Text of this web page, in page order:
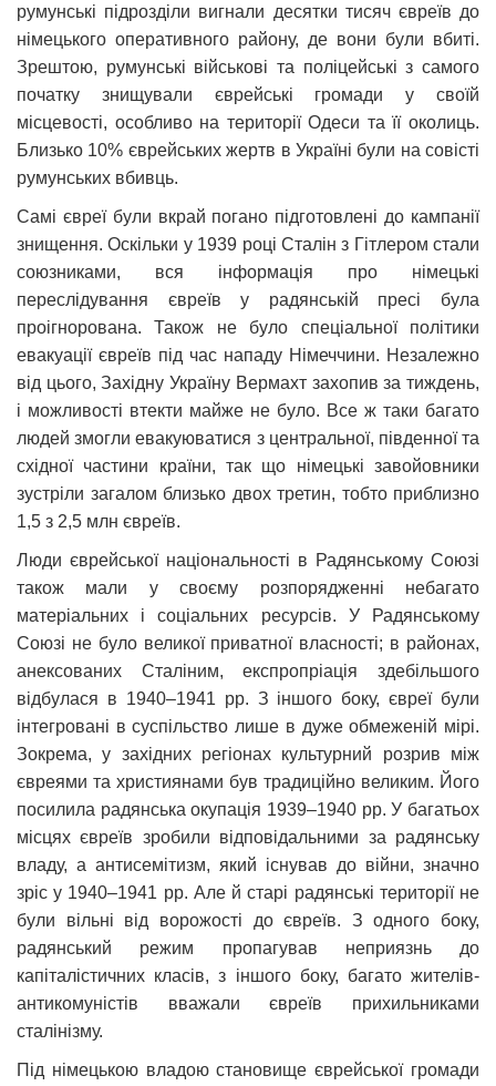
румунські підрозділи вигнали десятки тисяч євреїв до
німецького оперативного району, де вони були вбиті.
Зрештою, румунські військові та поліцейські з самого
початку знищували єврейські громади у своїй
місцевості, особливо на території Одеси та її околиць.
Близько 10% єврейських жертв в Україні були на совісті
румунських вбивць.
Самі євреї були вкрай погано підготовлені до кампанії
знищення. Оскільки у 1939 році Сталін з Гітлером стали
союзниками, вся інформація про німецькі
переслідування євреїв у радянській пресі була
проігнорована. Також не було спеціальної політики
евакуації євреїв під час нападу Німеччини. Незалежно
від цього, Західну Україну Вермахт захопив за тиждень,
і можливості втекти майже не було. Все ж таки багато
людей змогли евакуюватися з центральної, південної та
східної частини країни, так що німецькі завойовники
зустріли загалом близько двох третин, тобто приблизно
1,5 з 2,5 млн євреїв.
Люди єврейської національності в Радянському Союзі
також мали у своєму розпорядженні небагато
матеріальних і соціальних ресурсів. У Радянському
Союзі не було великої приватної власності; в районах,
анексованих Сталіним, експропріація здебільшого
відбулася в 1940–1941 рр. З іншого боку, євреї були
інтегровані в суспільство лише в дуже обмеженій мірі.
Зокрема, у західних регіонах культурний розрив між
євреями та християнами був традиційно великим. Його
посилила радянська окупація 1939–1940 рр. У багатьох
місцях євреїв зробили відповідальними за радянську
владу, а антисемітизм, який існував до війни, значно
зріс у 1940–1941 рр. Але й старі радянські території не
були вільні від ворожості до євреїв. З одного боку,
радянський режим пропагував неприязнь до
капіталістичних класів, з іншого боку, багато жителів-
антикомуністів вважали євреїв прихильниками
сталінізму.
Під німецькою владою становище єврейської громади